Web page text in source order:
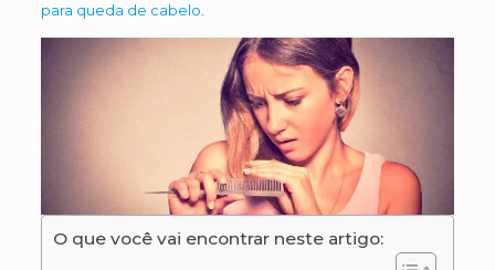
para queda de cabelo
O que você vai encontrar neste artigo: